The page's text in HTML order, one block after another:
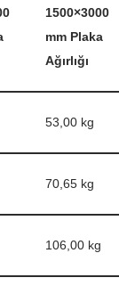
1500×3000
mm Plaka
Ağırlığı
53,00 kg
70,65 kg
106,00 kg